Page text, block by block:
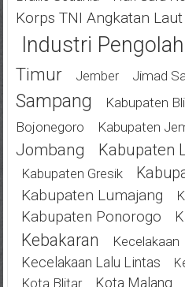
Korps TNI Angkatan Laut
Industri
Timur
Jember Jimad
Sampang
Kabupaten
Bojonegoro
Kabupaten
Jombang
Kabupaten
Kabupaten Gresik
Kabupaten Lumajang
Kabupaten Ponorogo
Kebakaran Kecelakaan
Kecelakaan Lalu Lintas
Kota Blitar Kota Malang